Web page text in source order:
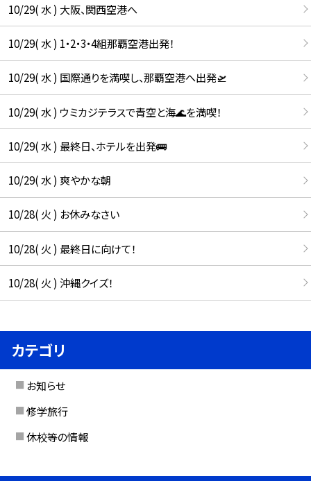
10/29( 水 ) 大阪、関西空港へ
10/29( 水 ) 1・2・3・4組那覇空港出発！
10/29( 水 ) 国際通りを満喫し、那覇空港へ出発🛫
10/29( 水 ) ウミカジテラスで青空と海🌊を満喫！
10/29( 水 ) 最終日、ホテルを出発🚌
10/29( 水 ) 爽やかな朝
10/28( 火 ) お休みなさい
10/28( 火 ) 最終日に向けて！
10/28( 火 ) 沖縄クイズ！
カテゴリ
お知らせ
修学旅行
休校等の情報